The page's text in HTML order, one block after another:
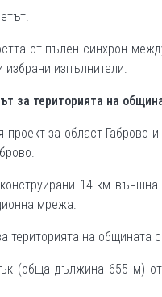
от пълен синхрон
избрани изпълнители.
за територията на
проект за област Габрово
14 км
мрежа.
територията на общината
(обща дължина 655 м)